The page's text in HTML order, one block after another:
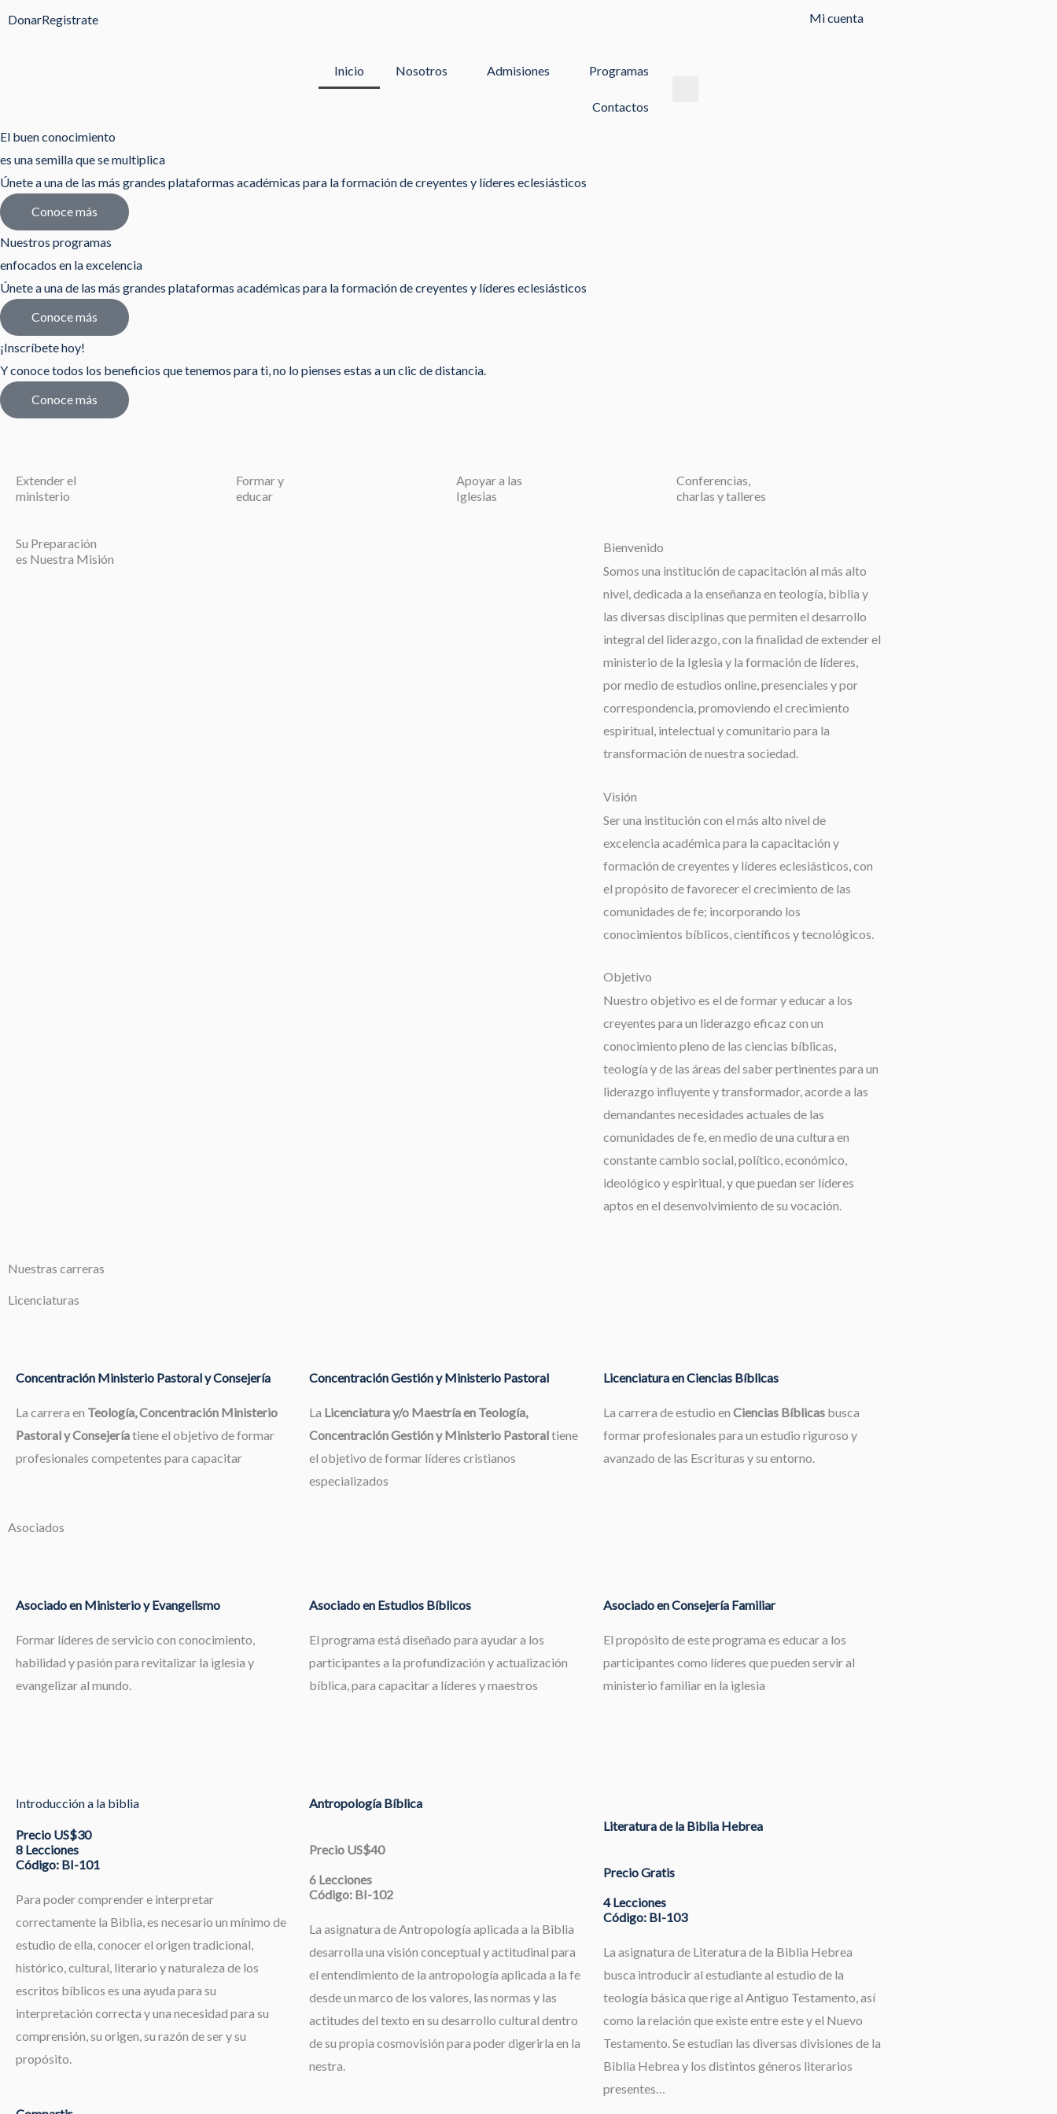
DonarRegistrate Mi cuenta
Inicio Nosotros Admisiones Programas
Contactos
El buen conocimiento
es una semilla que se multiplica
Únete a una de las más grandes plataformas académicas para la formación de creyentes y líderes eclesiásticos
Conoce más
Nuestros programas
enfocados en la excelencia
Únete a una de las más grandes plataformas académicas para la formación de creyentes y líderes eclesiásticos
Conoce más
¡Inscríbete hoy!
Y conoce todos los beneficios que tenemos para ti, no lo pienses estas a un clic de distancia.
Conoce más
Extender el
ministerio
Formar y
educar
Apoyar a las
Iglesias
Conferencias,
charlas y talleres
Su Preparación
es Nuestra Misión
Bienvenido
Somos una institución de capacitación al más alto
nivel, dedicada a la enseñanza en teología, biblia y
las diversas disciplinas que permiten el desarrollo
integral del liderazgo, con la finalidad de extender el
ministerio de la Iglesia y la formación de líderes,
por medio de estudios online, presenciales y por
correspondencia, promoviendo el crecimiento
espiritual, intelectual y comunitario para la
transformación de nuestra sociedad.
Visión
Ser una institución con el más alto nivel de
excelencia académica para la capacitación y
formación de creyentes y líderes eclesiásticos, con
el propósito de favorecer el crecimiento de las
comunidades de fe; incorporando los
conocimientos bíblicos, científicos y tecnológicos.
Objetivo
Nuestro objetivo es el de formar y educar a los
creyentes para un liderazgo eficaz con un
conocimiento pleno de las ciencias bíblicas,
teología y de las áreas del saber pertinentes para un
liderazgo influyente y transformador, acorde a las
demandantes necesidades actuales de las
comunidades de fe, en medio de una cultura en
constante cambio social, político, económico,
ideológico y espiritual, y que puedan ser líderes
aptos en el desenvolvimiento de su vocación.
Nuestras carreras
Licenciaturas
Concentración Ministerio Pastoral y Consejería
La carrera en Teología, Concentración Ministerio
Pastoral y Consejeríatiene el objetivo de formar
profesionales competentes para capacitar
Concentración Gestión y Ministerio Pastoral
La Licenciatura y/o Maestría en Teología,
Concentración Gestión y Ministerio Pastoraltiene
el objetivo de formar líderes cristianos
especializados
Licenciatura en Ciencias Bíblicas
La carrera de estudio en Ciencias Bíblicasbusca
formar profesionales para un estudio riguroso y
avanzado de las Escrituras y su entorno.
Asociados
Asociado en Ministerio y Evangelismo
Formar líderes de servicio con conocimiento,
habilidad y pasión para revitalizar la iglesia y
evangelizar al mundo.
Asociado en Estudios Bíblicos
El programa está diseñado para ayudar a los
participantes a la profundización y actualización
bíblica, para capacitar a líderes y maestros
Asociado en Consejería Familiar
El propósito de este programa es educar a los
participantes como líderes que pueden servir al
ministerio familiar en la iglesia
Introducción a la biblia
Precio US$30
8 Lecciones
Código: BI-101
Para poder comprender e interpretar
correctamente la Biblia, es necesario un mínimo de
estudio de ella, conocer el origen tradicional,
histórico, cultural, literario y naturaleza de los
escritos bíblicos es una ayuda para su
interpretación correcta y una necesidad para su
comprensión, su origen, su razón de ser y su
propósito.
Antropología Bíblica
Precio US$40
6 Lecciones
Código: BI-102
La asignatura de Antropología aplicada a la Biblia
desarrolla una visión conceptual y actitudinal para
el entendimiento de la antropología aplicada a la fe
desde un marco de los valores, las normas y las
actitudes del texto en su desarrollo cultural dentro
de su propia cosmovisión para poder digerirla en la
nestra.
Literatura de la Biblia Hebrea
Precio Gratis
4 Lecciones
Código: BI-103
La asignatura de Literatura de la Biblia Hebrea
busca introducir al estudiante al estudio de la
teología básica que rige al Antiguo Testamento, así
como la relación que existe entre este y el Nuevo
Testamento. Se estudian las diversas divisiones de la
Biblia Hebrea y los distintos géneros literarios
presentes…